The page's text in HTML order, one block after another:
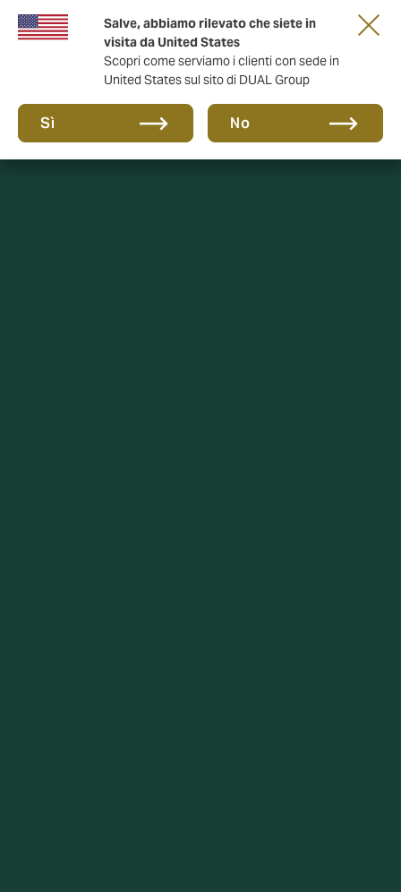
Salve, abbiamo rilevato che siete in
visita da United States
Scopri come serviamo i clienti con sede in
United States sul sito di DUAL Group
Sì No
anni di DUAL Italia